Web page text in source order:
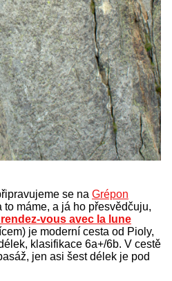
se na Grépon
máme, a já ho přesvědčuju,
vous avec la lune
je moderní cesta od Pioly,
klasifikace 6a+/6b. V cestě
jen asi šest délek je pod